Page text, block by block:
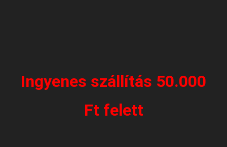
Ingyenes szállítás 50.000
Ft felett